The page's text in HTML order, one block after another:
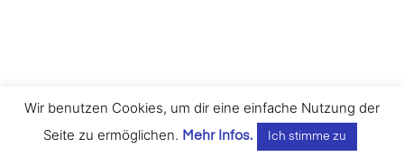
Wir benutzen Cookies, um dir eine einfache Nutzung der
Seite zu ermöglichen. Mehr Infos. Ich stimme zu